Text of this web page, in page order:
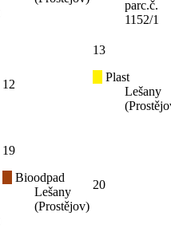
parc.č.
1152/1
12
13
Plast
Lešany
19
Bioodpad
Lešany
(Prostějov)
20